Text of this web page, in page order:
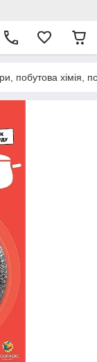
побутова хімія,